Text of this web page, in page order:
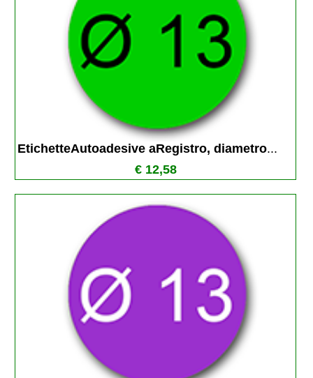
EtichetteAutoadesive aRegistro, diametro...
€ 12,58